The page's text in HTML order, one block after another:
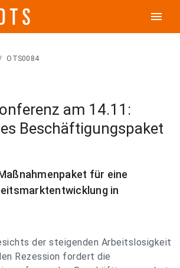
menu
OTS0084
am 14.11:
Beschäftigungspaket
für eine
in
der steigenden Arbeitslosigkeit
Rezession fordert die